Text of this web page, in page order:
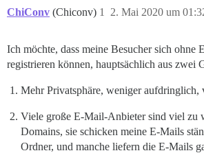
ChiConv (Chiconv) 2. Mai 2020 um
1
Ich möchte, dass meine Besucher sich ohne
registrieren können, hauptsächlich aus zwei
Mehr Privatsphäre, weniger aufdringlich,
Viele große E-Mail-Anbieter sind viel zu
Domains, sie schicken meine E-Mails
Ordner, und manche liefern die E-Mails